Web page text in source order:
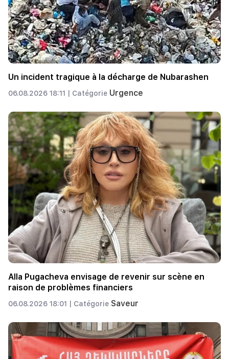
Un incident tragique à la décharge de Nubarashen
06.08.2026 18:11 | Catégorie Urgence
Alla Pugacheva envisage de revenir sur scène en
raison de problèmes financiers
06.08.2026 18:01 | Catégorie Saveur